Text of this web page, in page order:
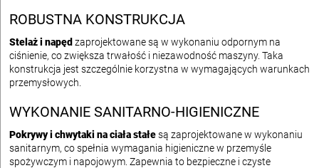
ROBUSTNA KONSTRUKCJA
Stelaż i napęd zaprojektowane są w wykonaniu odpornym na
ciśnienie, co zwiększa trwałość i niezawodność maszyny. Taka
konstrukcja jest szczególnie korzystna w wymagających warunkach
przemysłowych.
WYKONANIE SANITARNO-HIGIENICZNE
Pokrywy i chwytaki na ciała stałesą zaprojektowane w wykonaniu
sanitarnym, co spełnia wymagania higieniczne w przemyśle
spożywczym i napojowym. Zapewnia to bezpieczne i czyste